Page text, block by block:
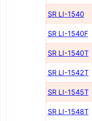
SR LI-1540
SR LI-1540F
SR LI-1540Т
SR LI-1542Т
SR LI-1545Т
SR LI-1548Т